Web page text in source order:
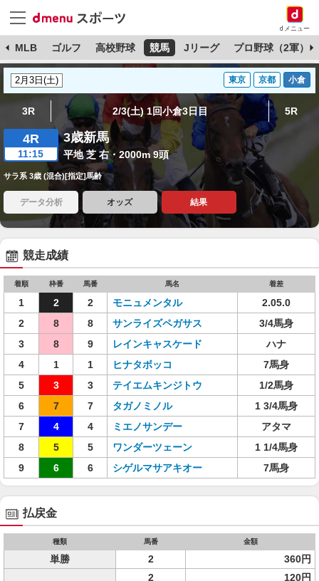
dメニュー
MLB ゴルフ 高校野球 競馬 Jリーグ プロ野球（2軍）
東京 京都 小倉
3R 2/3(土) 1回小倉3日目 5R
4R
11:15
3歳新馬
平地 芝 右・2000m 9頭
サラ系 3歳 (混合)[指定]馬齢
データ分析 オッズ 結果
競走成績
着順 枠番 馬番 馬名 着差
1 2 2 モニュメンタル
2.05.0
2
8 8 サンライズペガサス
3/4馬身
3
8 9 レインキャスケード
ハナ
4
1 1 ヒナタボッコ
7馬身
5
3 3 テイエムキンジトウ
1/2馬身
6
7 7 タガノミノル
1 3/4馬身
7
4 4 ミエノサンデー
アタマ
8
5 5 ワンダーツェーン
1 1/4馬身
9
6 6 シゲルマサアキオー 7馬身
払戻金
種類 馬番 金額
単勝 2 360円
2
120円